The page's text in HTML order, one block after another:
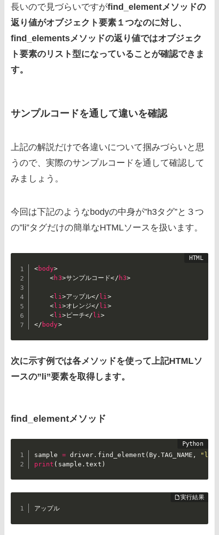
長いので見づらいですがfind_elementメソッドの
返り値がオブジェクト要素１つなのに対し、
find_elementsメソッドの返り値ではオブジェク
ト要素のリスト型になっていることが確認できま
す。
サンプルコードを通して違いを確認
上記の解説だけで各違いについて掴みづらいと思
うので、実際のサンプルコードを通して確認して
みましょう。
今回は下記のようなbodyの中身が”h3タグ”と３つ
の”li”タグだけの簡単なHTMLソースを扱います。
<body>
<h3>サンプルコード</ h3>
< li>アップル</ li>
< li>オレンジ</ li>
< li>ピーチ</ li>
</ body>
次に示す例では各メソッドを使って上記HTMLソ
ースの”li”要素を取得します。
find_elementメソッド
sample = driver . find_element ( By .TAG_NAME , "li"
print ( sample .text )
アップル